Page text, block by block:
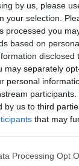
by us, please
your selection.
processed you
based on
disclosed
may separately
personal
by us to third
that may
this website/app
Processing Opt
di rapa,
a
a